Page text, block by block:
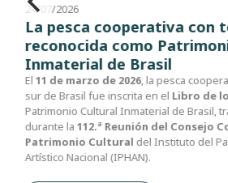
24/07/2026
La pesca cooperativa con
reconocida como
Inmaterial de Brasil
El 11 de marzo de 2026, la pesca
sur de Brasil fue inscrita en el Libro de
Patrimonio Cultural Inmaterial de Brasil,
durante la 112.ª Reunión del Consejo
Patrimonio Culturaldel Instituto del
Artístico Nacional (IPHAN).